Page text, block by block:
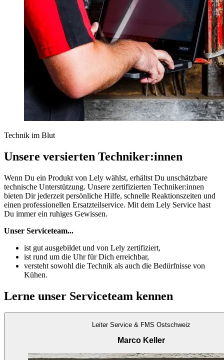
Technik im Blut
Unsere versierten Techniker:innen
Wenn Du ein Produkt von Lely wählst, erhältst Du unschätzbare
technische Unterstützung. Unsere zertifizierten Techniker:innen
bieten Dir jederzeit persönliche Hilfe, schnelle Reaktionszeiten und
einen professionellen Ersatzteilservice. Mit dem Lely Service hast
Du immer ein ruhiges Gewissen.
Unser Serviceteam...
ist gut ausgebildet und von Lely zertifiziert,
ist rund um die Uhr für Dich erreichbar,
versteht sowohl die Technik als auch die Bedürfnisse von
Kühen.
Lerne unser Serviceteam kennen
Leiter Service & FMS Ostschweiz
Marco Keller